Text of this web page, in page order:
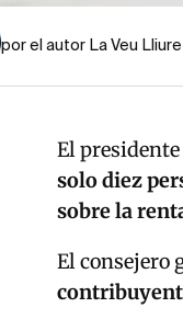
por el autor La Veu Lliure
El presidente
solo diez
sobre la
El consejero